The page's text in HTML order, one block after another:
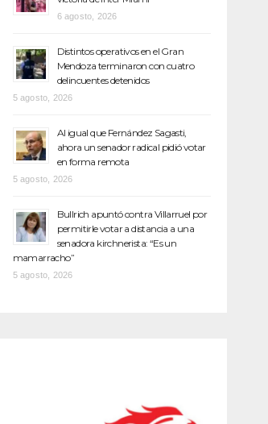
6 agosto, 2026
Distintos operativos en el Gran
Mendoza terminaron con cuatro
delincuentes detenidos
5 agosto, 2026
Al igual que Fernández Sagasti,
ahora un senador radical pidió votar
en forma remota
5 agosto, 2026
Bullrich apuntó contra Villarruel por
permitirle votar a distancia a una
senadora kirchnerista: “Es un
mamarracho”
5 agosto, 2026